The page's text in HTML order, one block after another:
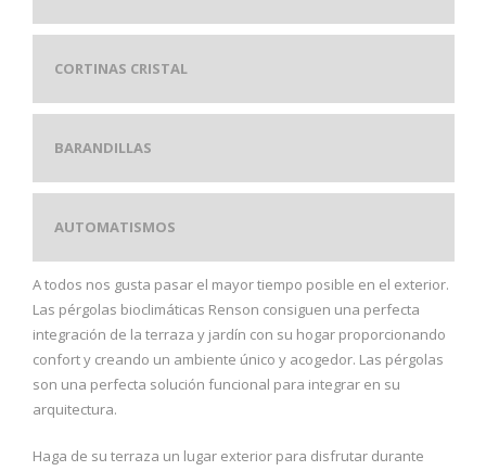
CORTINAS CRISTAL
BARANDILLAS
AUTOMATISMOS
A todos nos gusta pasar el mayor tiempo posible en el exterior.
Las pérgolas bioclimáticas Renson consiguen una perfecta
integración de la terraza y jardín con su hogar proporcionando
confort y creando un ambiente único y acogedor. Las pérgolas
son una perfecta solución funcional para integrar en su
arquitectura.
Haga de su terraza un lugar exterior para disfrutar durante